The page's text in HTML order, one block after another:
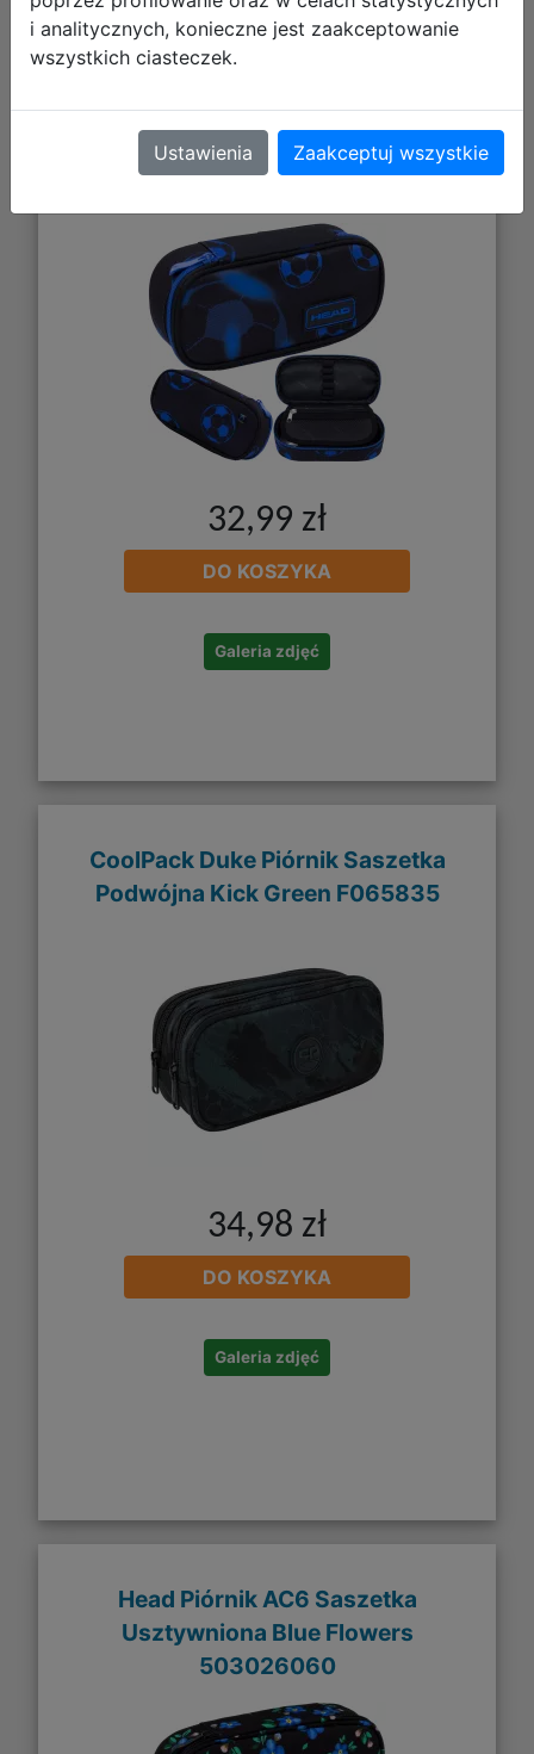
Head Piórnik AC6 Saszetka
Usztywniona Neo Blue Football
32,99 zł
DO KOSZYKA
Galeria zdjęć
CoolPack Duke Piórnik Saszetka
Podwójna Kick Green F065835
34,98 zł
DO KOSZYKA
Galeria zdjęć
Head Piórnik AC6 Saszetka
Usztywniona Blue Flowers
503026060
i analitycznych, konieczne jest zaakceptowanie
wszystkich ciasteczek.
Ustawienia Zaakceptuj wszystkie